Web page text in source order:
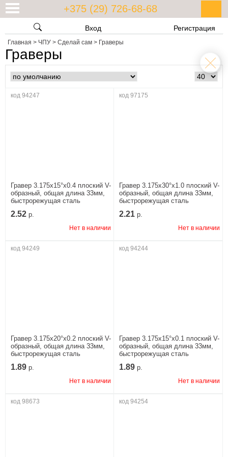
+375 (29) 726-68-68
Вход Регистрация
Главная > ЧПУ > Сделай сам > Граверы
Граверы
код 94247
Гравер 3.175x15°x0.4 плоский V-
образный, общая длина 33мм,
быстрорежущая сталь
2.52 р.
Нет в наличии
код 97175
Гравер 3.175x30°x1.0 плоский V-
образный, общая длина 33мм,
быстрорежущая сталь
2.21 р.
Нет в наличии
код 94249
Гравер 3.175x20°x0.2 плоский V-
образный, общая длина 33мм,
быстрорежущая сталь
1.89 р.
Нет в наличии
код 94244
Гравер 3.175x15°x0.1 плоский V-
образный, общая длина 33мм,
быстрорежущая сталь
1.89 р.
Нет в наличии
код 98673 код 94254